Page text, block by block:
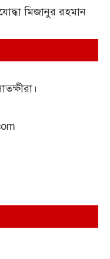
মিজানুর রহমান